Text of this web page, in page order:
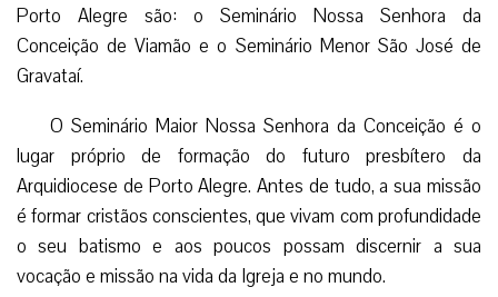
Porto Alegre são: o Seminário Nossa Senhora da
Conceição de Viamão e o Seminário Menor São José de
Gravataí.
O Seminário Maior Nossa Senhora da Conceição é o
lugar próprio de formação do futuro presbítero da
Arquidiocese de Porto Alegre. Antes de tudo, a sua missão
é formar cristãos conscientes, que vivam com profundidade
o seu batismo e aos poucos possam discernir a sua
vocação e missão na vida da Igreja e no mundo.